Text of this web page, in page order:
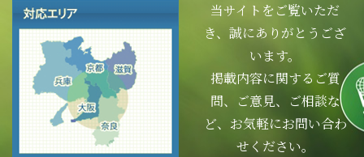
当サイトをご覧いただ
き、誠にありがとうござ
います。
掲載内容に関するご質
問、ご意見、ご相談な
ど、お気軽にお問い合わ
せください。